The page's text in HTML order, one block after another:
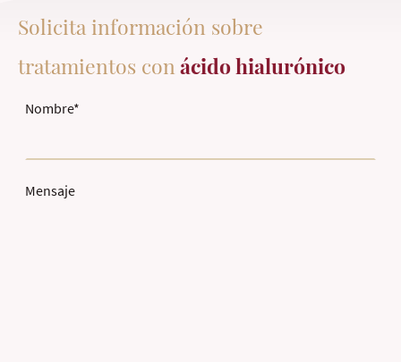
Solicita información sobre
tratamientos conácido hialurónico
Nombre*
Mensaje